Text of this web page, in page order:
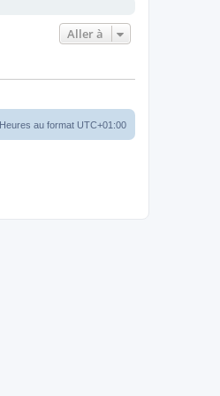
Aller à
Heures au format UTC+01:00